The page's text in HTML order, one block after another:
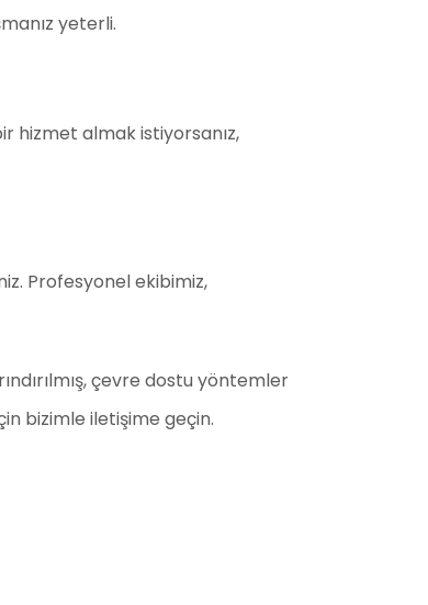
yeterli.
hizmet almak istiyorsanız,
Profesyonel ekibimiz,
çevre dostu yöntemler
bizimle iletişime geçin.